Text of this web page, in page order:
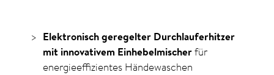
Elektronisch geregelter Durchlauferhitzer
mit innovativem Einhebelmischerfür
energie­effizientes Händewaschen